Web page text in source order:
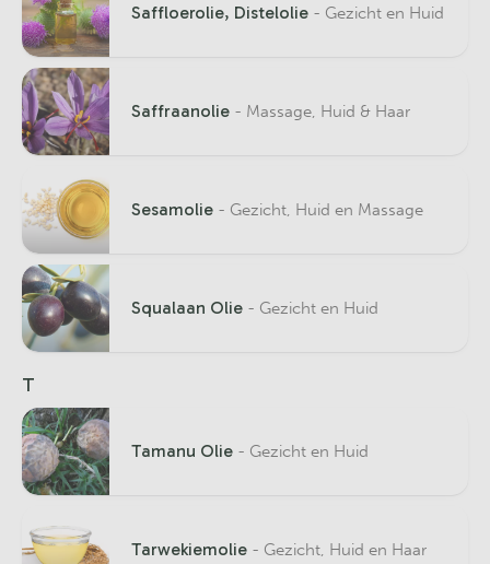
Saffloerolie, Distelolie - Gezicht en Huid
Saffraanolie - Massage, Huid & Haar
Sesamolie - Gezicht, Huid en Massage
Squalaan Olie - Gezicht en Huid
T
Tamanu Olie - Gezicht en Huid
Tarwekiemolie - Gezicht, Huid en Haar